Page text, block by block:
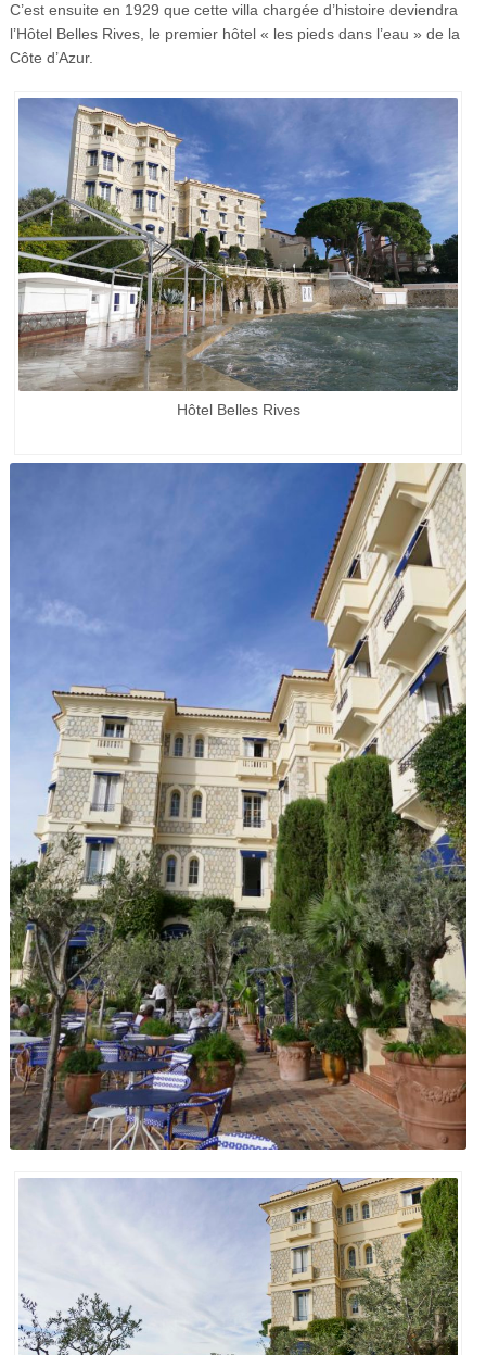
C’est ensuite en 1929 que cette villa chargée d’histoire deviendra
l’Hôtel Belles Rives, le premier hôtel « les pieds dans l’eau » de la
Côte d’Azur.
Hôtel Belles Rives